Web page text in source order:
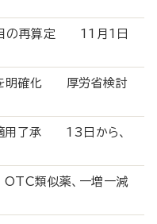
目の再算定 11月1日
を明確化 厚労省検討
適用了承 13日から、
類似薬、一増一減